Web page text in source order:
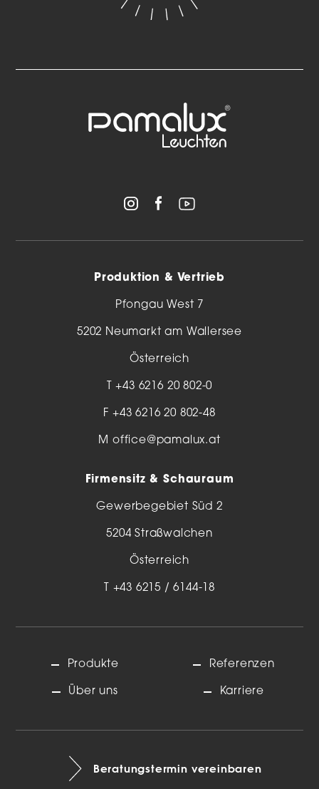
Produktion & Vertrieb
Pfongau West 7
5202 Neumarkt am Wallersee
Österreich
T+43 6216 20 802-0
F +43 6216 20 802-48
M office@pamalux.at
Firmensitz & Schauraum
Gewerbegebiet Süd 2
5204 Straßwalchen
Österreich
T +43 6215 / 6144-18
Produkte
Über uns
Referenzen
Karriere
Beratungstermin vereinbaren